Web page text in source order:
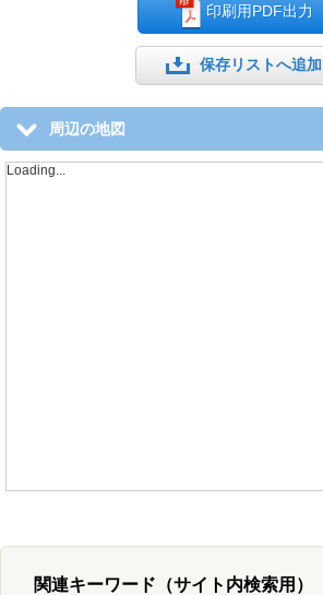
印刷用PDF出力
保存リストへ追加
周辺の地図
Loading...
関連キーワード（サイト内検索用）